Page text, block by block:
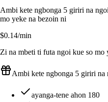
Ambi kete ngbonga 5 giriri na
mo yeke na bezoin ni
$0.14/min
Zi na mbeti ti futa ngoi kue so mo
Ambi kete ngbonga 5 giriri na
ayanga-tene ahon 180